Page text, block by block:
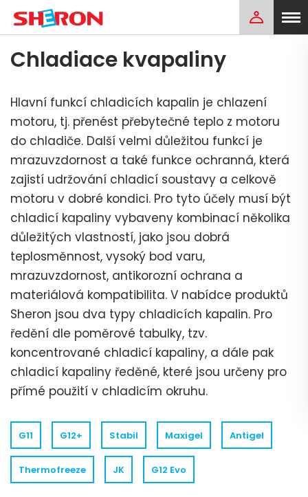
Chladiace kvapaliny
Hlavní funkcí chladicích kapalin je chlazení
motoru, tj. přenést přebytečné teplo z motoru
do chladiče. Další velmi důležitou funkcí je
mrazuvzdornost a také funkce ochranná, která
zajistí udržování chladicí soustavy a celkově
motoru v dobré kondici. Pro tyto účely musí být
chladicí kapaliny vybaveny kombinací několika
důležitých vlastností, jako jsou dobrá
teplosměnnost, vysoký bod varu,
mrazuvzdornost, antikorozní ochrana a
materiálová kompatibilita. V nabídce produktů
Sheron jsou dva typy chladicích kapalin. Pro
ředění dle poměrové tabulky, tzv.
koncentrované chladicí kapaliny, a dále pak
chladicí kapaliny ředěné, které jsou určeny pro
přímé použití v chladicím okruhu.
G11 G12+ Stabil Maxigel Antigel
Thermofreeze JK G12 Evo